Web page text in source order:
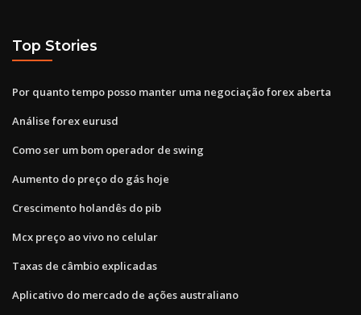
Top Stories
Por quanto tempo posso manter uma negociação forex aberta
Análise forex eurusd
Como ser um bom operador de swing
Aumento do preço do gás hoje
Crescimento holandês do pib
Mcx preço ao vivo no celular
Taxas de câmbio explicadas
Aplicativo do mercado de ações australiano